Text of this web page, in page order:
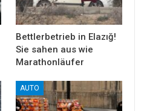
Bettlerbetrieb in Elazığ!
Sie sahen aus wie
Marathonläufer
AUTO